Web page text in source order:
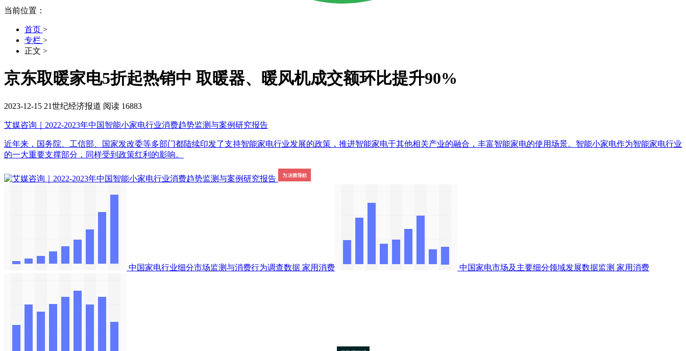
当前位置：
首页 >
专栏 >
正文 >
京东取暖家电5折起热销中 取暖器、暖风机成交额环比提升90%
2023-12-15 21世纪经济报道 阅读 16883
艾媒咨询｜2022-2023年中国智能小家电行业消费趋势监测与案例研究报告
近年来，国务院、工信部、国家发改委等多部门都陆续印发了支持智能家电行业发展的政策，推进智能家电于其他相关产业的融合，丰富智能家电的使用场景。智能小家电作为智能家电行业
的一大重要支撑部分，同样受到政策红利的影响。
中国家电行业细分市场监测与消费行为调查数据 家用消费 中国家电市场及主要细分领域发展数据监测 家用消费